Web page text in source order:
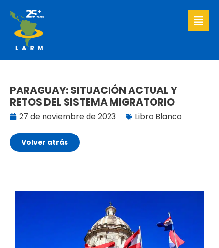
contenido
PARAGUAY: SITUACIÓN ACTUAL Y
RETOS DEL SISTEMA MIGRATORIO
27 de noviembre de 2023 Libro Blanco
Volver atrás